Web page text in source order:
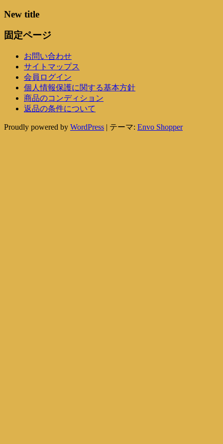
New title
固定ページ
お問い合わせ
サイトマップス
会員ログイン
個人情報保護に関する基本方針
商品のコンディション
返品の条件について
Proudly powered by WordPress | テーマ: Envo Shopper